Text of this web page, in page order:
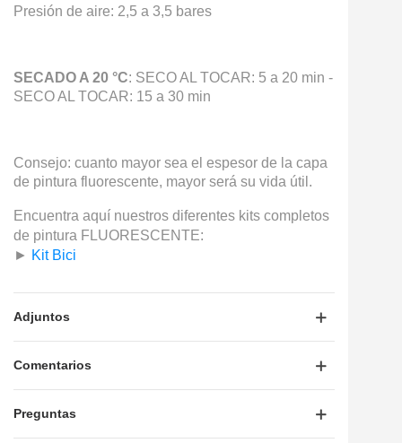
Presión de aire: 2,5 a 3,5 bares
SECADO A 20 °C: SECO AL TOCAR: 5 a 20 min -
SECO AL TOCAR: 15 a 30 min
Consejo: cuanto mayor sea el espesor de la capa
de pintura fluorescente, mayor será su vida útil.
Encuentra aquí nuestros diferentes kits completos
de pintura FLUORESCENTE:
► Kit Bici
Adjuntos
Comentarios
Preguntas